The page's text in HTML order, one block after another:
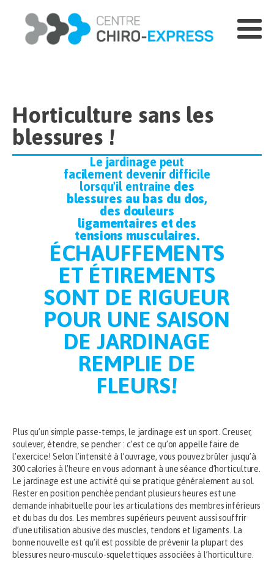
Horticulture sans les
blessures !
Le jardinage peut
facilement devenir difficile
lorsqu'il entraine des
blessures au bas du dos,
des douleurs
ligamentaires et des
tensions musculaires.
ÉCHAUFFEMENTS
ET ÉTIREMENTS
SONT DE RIGUEUR
POUR UNE SAISON
DE JARDINAGE
REMPLIE DE
FLEURS!
Plus qu’un simple passe-temps, le jardinage est un sport. Creuser,
soulever, étendre, se pencher : c’est ce qu’on appelle faire de
l’exercice! Selon l’intensité à l’ouvrage, vous pouvez brûler jusqu’à
300 calories à l’heure en vous adonnant à une séance d’horticulture.
Le jardinage est une activité qui se pratique généralement au sol.
Rester en position penchée pendant plusieurs heures est une
demande inhabituelle pour les articulations des membres inférieurs
et du bas du dos. Les membres supérieurs peuvent aussi souffrir
d’une utilisation abusive des muscles, tendons et ligaments. La
bonne nouvelle est qu’il est possible de prévenir la plupart des
blessures neuro-musculo-squelettiques associées à l’horticulture.